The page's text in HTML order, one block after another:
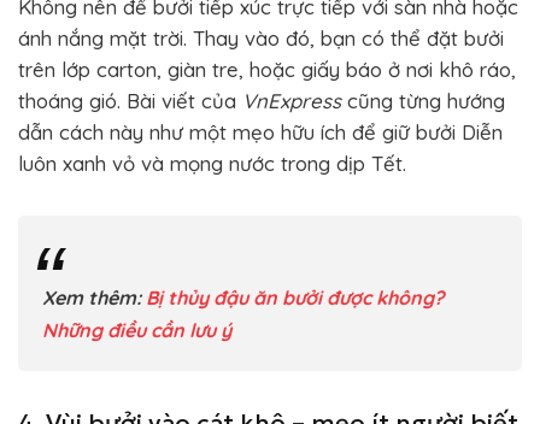
Không nên để bưởi tiếp xúc trực tiếp với sàn nhà hoặc
ánh nắng mặt trời. Thay vào đó, bạn có thể đặt bưởi
trên lớp carton, giàn tre, hoặc giấy báo ở nơi khô ráo,
thoáng gió. Bài viết của VnExpresscũng từng hướng
dẫn cách này như một mẹo hữu ích để giữ bưởi Diễn
luôn xanh vỏ và mọng nước trong dịp Tết.
Xem thêm: Bị thủy đậu ăn bưởi được không?
Những điều cần lưu ý